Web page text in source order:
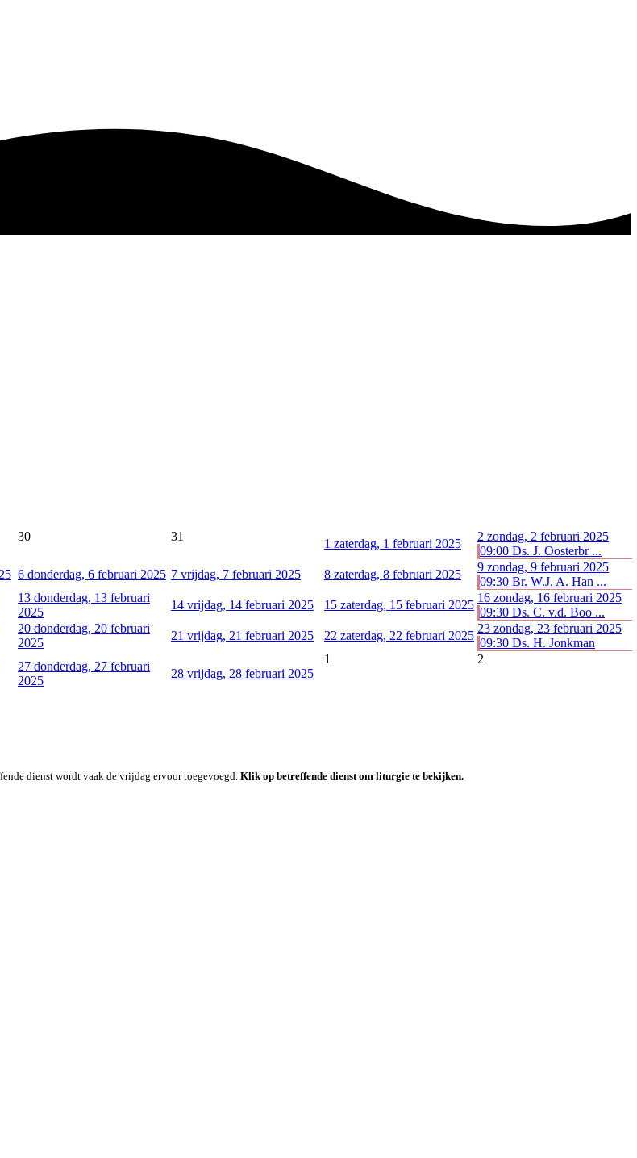
30 31
1 zaterdag, 1 februari 2025
2 zondag, 2 februari 2025
09:00 Ds. J. Oosterbr ...
6 donderdag, 6 februari 2025 7 vrijdag, 7 februari 2025 8 zaterdag, 8 februari 2025
9 zondag, 9 februari 2025
09:30 Br. W.J. A. Han ...
13 donderdag, 13 februari
2025
14 vrijdag, 14 februari 2025 15 zaterdag, 15 februari 2025
16 zondag, 16 februari 2025
09:30 Ds. C. v.d. Boo ...
20 donderdag, 20 februari
2025
21 vrijdag, 21 februari 2025 22 zaterdag, 22 februari 2025
23 zondag, 23 februari 2025
09:30 Ds. H. Jonkman
27 donderdag, 27 februari
2025
28 vrijdag, 28 februari 2025
1 2
dienst wordt vaak de vrijdag ervoor toegevoegd. Klik op betreffende dienst om liturgie te bekijken.